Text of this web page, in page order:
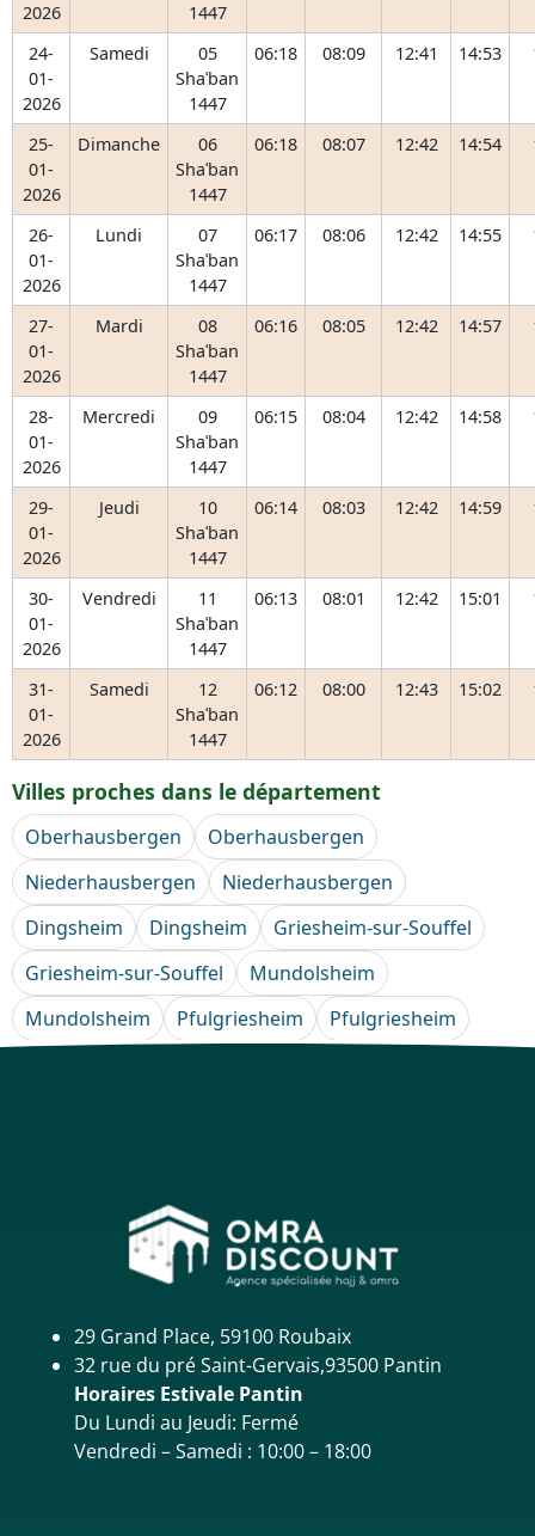
2026
1447
24-
01-
2026
Samedi
05
Shaʿban
1447
06:18 08:09 12:41 14:53
25-
01-
2026
Dimanche
06
Shaʿban
1447
06:18 08:07 12:42 14:54
26-
01-
2026
Lundi
07
Shaʿban
1447
06:17 08:06 12:42 14:55
27-
01-
2026
Mardi
08
Shaʿban
1447
06:16 08:05 12:42 14:57
28-
01-
2026
Mercredi
09
Shaʿban
1447
06:15 08:04 12:42 14:58
29-
01-
2026
Jeudi
10
Shaʿban
1447
06:14 08:03 12:42 14:59
30-
01-
2026
Vendredi
11
Shaʿban
1447
06:13 08:01 12:42 15:01
31-
01-
2026
Samedi
12
Shaʿban
1447
06:12 08:00 12:43 15:02
Villes proches dans le département
Oberhausbergen
Oberhausbergen
Niederhausbergen
Niederhausbergen
Dingsheim
Dingsheim
Griesheim-sur-Souffel
Griesheim-sur-Souffel
Mundolsheim
Mundolsheim
Pfulgriesheim Pfulgriesheim
29 Grand Place, 59100 Roubaix
32 rue du pré Saint-Gervais,93500 Pantin
Horaires Estivale Pantin
Du Lundi au Jeudi: Fermé
Vendredi – Samedi : 10:00 – 18:00